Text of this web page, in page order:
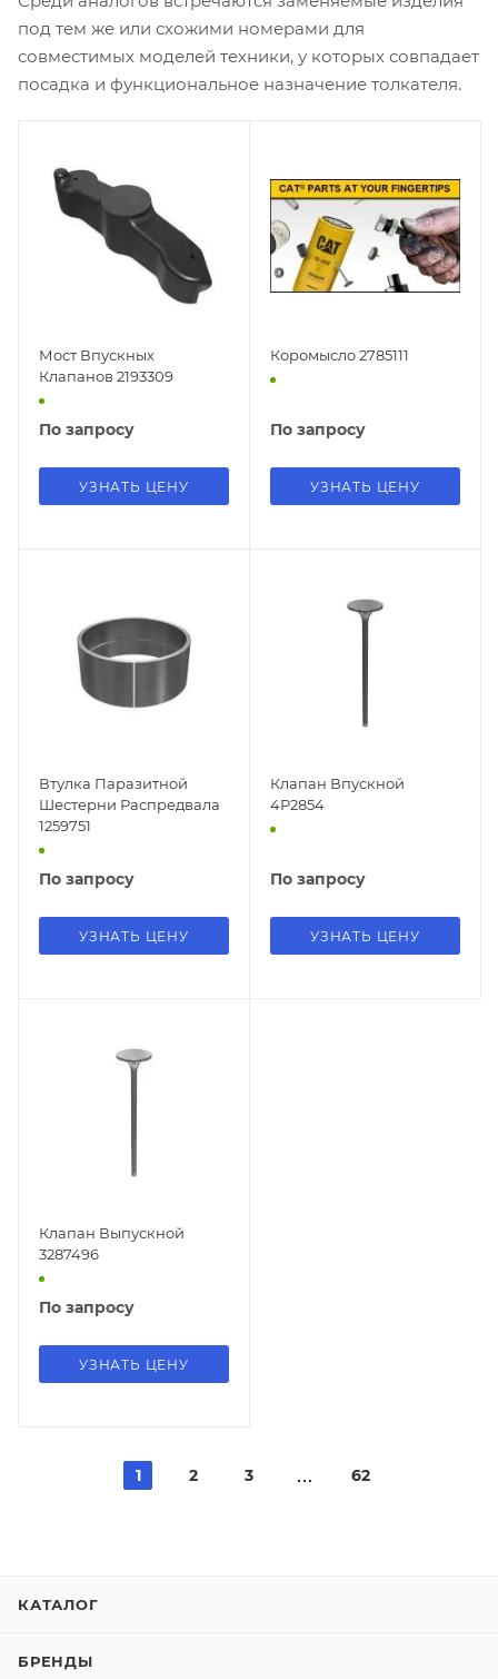
под тем же или схожими номерами для
совместимых моделей техники, у которых совпадает
посадка и функциональное назначение толкателя.
Мост Впускных
Клапанов 2193309
По запросу
УЗНАТЬ ЦЕНУ
Коромысло 2785111
По запросу
УЗНАТЬ ЦЕНУ
Втулка Паразитной
Шестерни Распредвала
1259751
По запросу
УЗНАТЬ ЦЕНУ
Клапан Впускной
4P2854
По запросу
УЗНАТЬ ЦЕНУ
Клапан Выпускной
3287496
По запросу
УЗНАТЬ ЦЕНУ
1 2 3 62
КАТАЛОГ
БРЕНДЫ